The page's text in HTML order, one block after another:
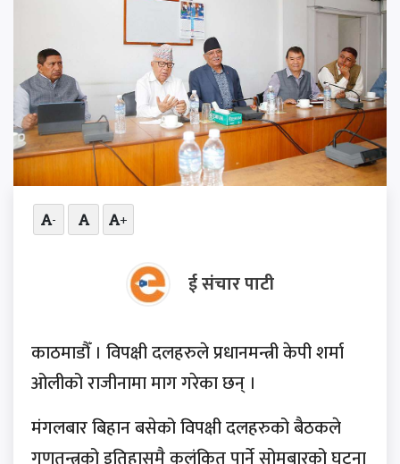
- +
ई संचार पाटी
काठमाडौँ । विपक्षी दलहरुले प्रधानमन्त्री केपी शर्मा
ओलीको राजीनामा माग गरेका छन् ।
मंगलबार बिहान बसेको विपक्षी दलहरुको बैठकले